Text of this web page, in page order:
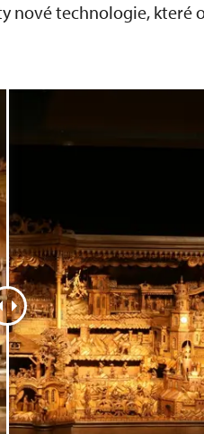
nové technologie, které